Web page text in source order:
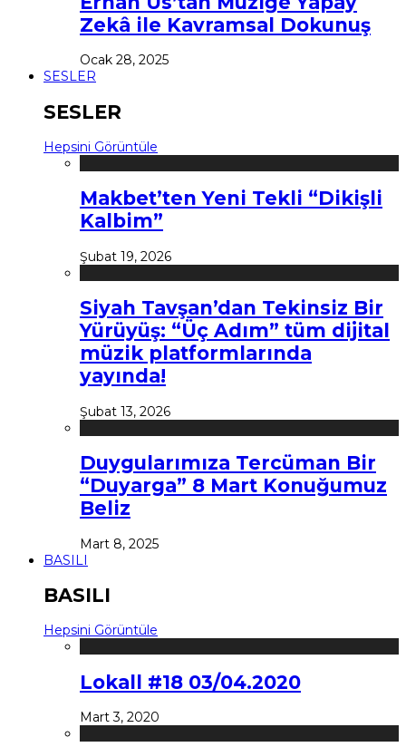
Zekâ ile Kavramsal Dokunuş
Ocak 28, 2025
SESLER
SESLER
Hepsini Görüntüle
Makbet’ten Yeni Tekli “Dikişli
Kalbim”
Şubat 19, 2026
Siyah Tavşan’dan Tekinsiz Bir
Yürüyüş: “Üç Adım” tüm dijital
müzik platformlarında
yayında!
Şubat 13, 2026
Duygularımıza Tercüman Bir
“Duyarga” 8 Mart Konuğumuz
Beliz
Mart 8, 2025
BASILI
BASILI
Hepsini Görüntüle
Lokall #18 03/04.2020
Mart 3, 2020